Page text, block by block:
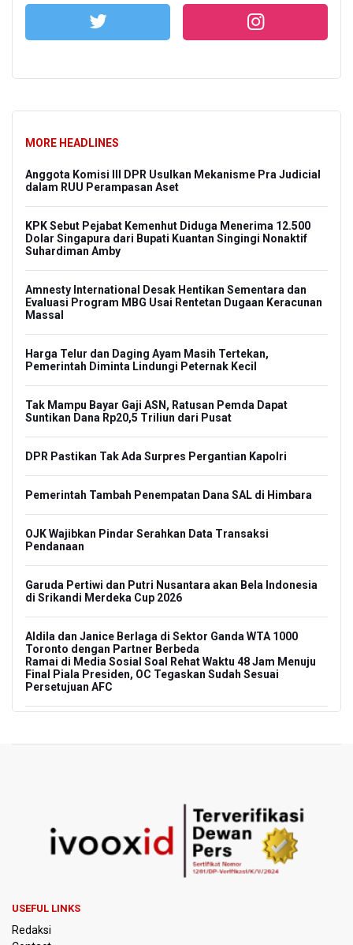
MORE HEADLINES
Anggota Komisi III DPR Usulkan Mekanisme Pra Judicial
dalam RUU Perampasan Aset
KPK Sebut Pejabat Kemenhut Diduga Menerima 12.500
Dolar Singapura dari Bupati Kuantan Singingi Nonaktif
Suhardiman Amby
Amnesty International Desak Hentikan Sementara dan
Evaluasi Program MBG Usai Rentetan Dugaan Keracunan
Massal
Harga Telur dan Daging Ayam Masih Tertekan,
Pemerintah Diminta Lindungi Peternak Kecil
Tak Mampu Bayar Gaji ASN, Ratusan Pemda Dapat
Suntikan Dana Rp20,5 Triliun dari Pusat
DPR Pastikan Tak Ada Surpres Pergantian Kapolri
Pemerintah Tambah Penempatan Dana SAL di Himbara
OJK Wajibkan Pindar Serahkan Data Transaksi
Pendanaan
Garuda Pertiwi dan Putri Nusantara akan Bela Indonesia
di Srikandi Merdeka Cup 2026
Aldila dan Janice Berlaga di Sektor Ganda WTA 1000
Toronto dengan Partner Berbeda
Ramai di Media Sosial Soal Rehat Waktu 48 Jam Menuju
Final Piala Presiden, OC Tegaskan Sudah Sesuai
Persetujuan AFC
Korlantas Catat 16.812 Pelanggaran Plat Nomor Terekam
ETLE dengan Teknologi Face Recognition
Menko Polkam Imbau Tidak Bertindak Anarkis jika Ingin
Korupsi Chromebook
USEFUL LINKS
Redaksi